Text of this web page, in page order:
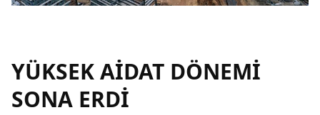
YÜKSEK AİDAT DÖNEMİ
SONA ERDİ